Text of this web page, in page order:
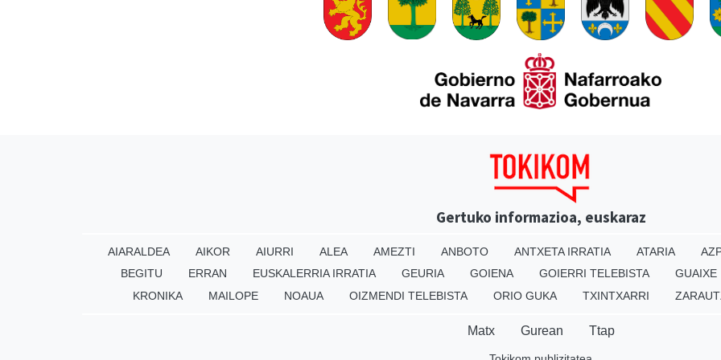
Gertuko informazioa, euskaraz
AIARALDEA AIKOR AIURRI ALEA AMEZTI ANBOTO ANTXETA IRRATIA ATARIA
BEGITU
ERRAN EUSKALERRIA IRRATIA GEURIA GOIENA GOIERRI TELEBISTA
GUAIXE
KRONIKA
MAILOPE NOAUA OIZMENDI TELEBISTA ORIO GUKA TXINTXARRI
Matx Gurean Ttap